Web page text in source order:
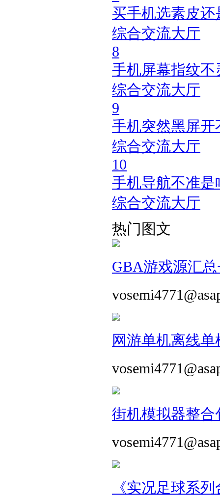
买手机选素皮
综合交流大厅
8
手机屏幕指纹
综合交流大厅
9
手机突然黑屏
综合交流大厅
10
手机导航不准
综合交流大厅
热门图文
GBA游戏源汇
网游单机离线
街机模拟器整合
《实况足球系